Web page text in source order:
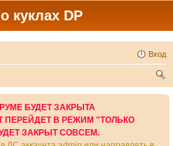
куклах DP
Вход
БУДЕТ ЗАКРЫТА
ПЕРЕЙДЕТ В РЕЖИМ "ТОЛЬКО
ЗАКРЫТ СОВСЕМ.